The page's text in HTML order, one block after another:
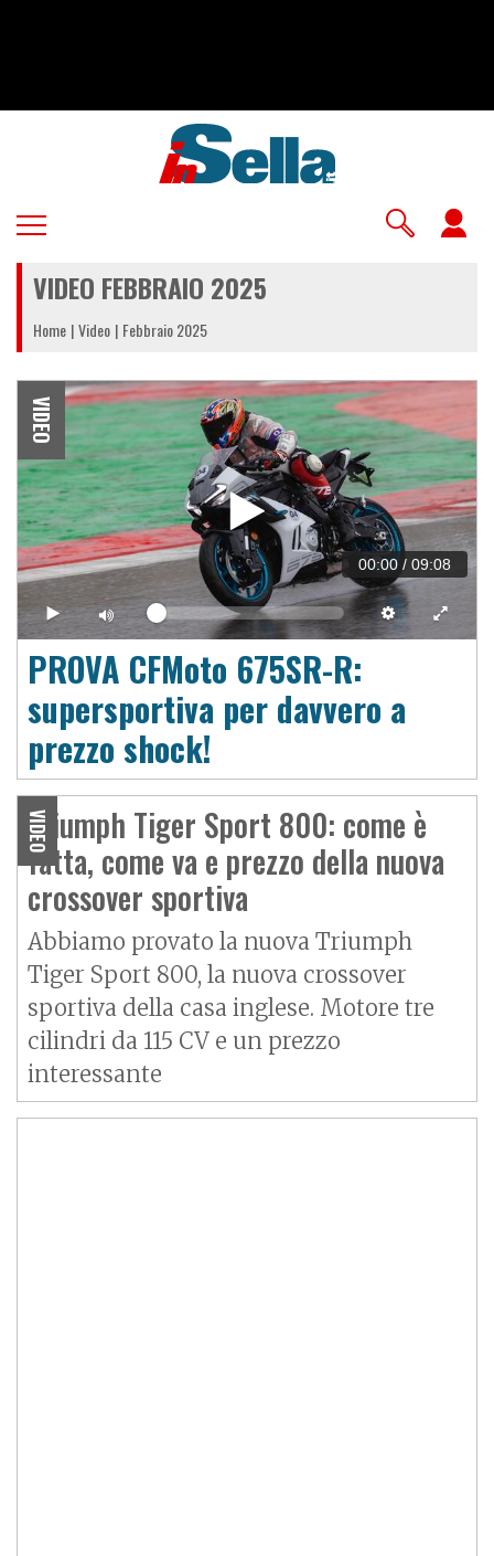
VIDEO FEBBRAIO 2025
Home Video Febbraio 2025
00:00 / 09:08
VIDEO
PROVA CFMoto 675SR-R:
supersportiva per davvero a
prezzo shock!
VIDEO
Triumph Tiger Sport 800: come è
fatta, come va e prezzo della nuova
crossover sportiva
Abbiamo provato la nuova Triumph
Tiger Sport 800, la nuova crossover
sportiva della casa inglese. Motore tre
cilindri da 115 CV e un prezzo
interessante